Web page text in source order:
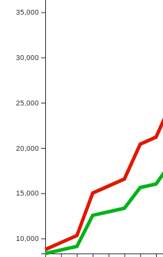
10,000
15,000
20,000
25,000
30,000
35,000